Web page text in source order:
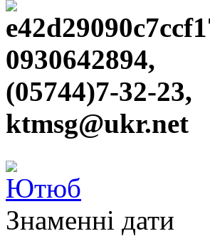
0930642894,
(05744)7-32-23,
ktmsg@ukr.net
Знаменні дати